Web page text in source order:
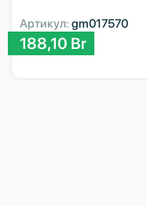
Артикул: gm017570
188,10 Br